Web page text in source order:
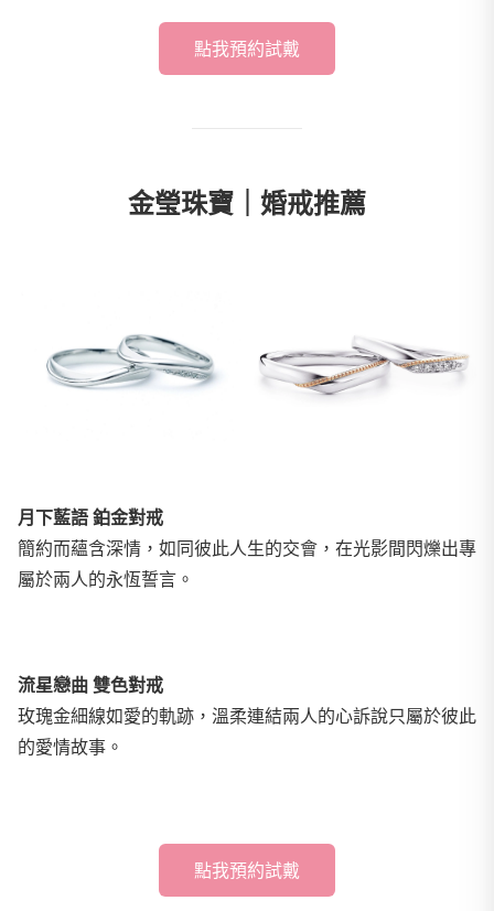
點我預約試戴
金瑩珠寶｜婚戒推薦
月下藍語 鉑金對戒
簡約而蘊含深情，如同彼此人生的交會，在光影間閃爍出專
屬於兩人的永恆誓言。
流星戀曲 雙色對戒
玫瑰金細線如愛的軌跡，溫柔連結兩人的心訴說只屬於彼此
的愛情故事。
點我預約試戴